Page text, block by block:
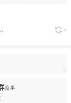
商厦B栋5层21卡之2 -
1
监事